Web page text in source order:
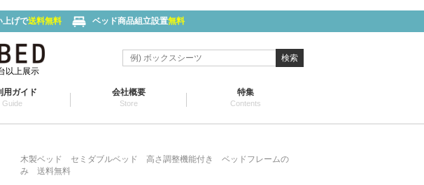
上げで送料無料 ベッド商品組立設置無料
以上展示
検索
用ガイド
Guide
会社概要
Store
特集
Contents
木製ベッド セミダブルベッド 高さ調整機能付き ベッドフレームの
み 送料無料